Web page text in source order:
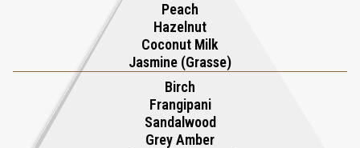
o krémový piemontský lískový oříšek a hladkou srílanskou
královskou kokosovou vodu. Základ se prohlubuje do kubánského
cedrového dřeva a australského santalového dřeva, prohřátého
jamajskými frangipani a břízou Romagna. Šedá ambra a
madagaskarská bourbonská vanilka doplňují kompozici a
zanechávají jemnou zlatou stopu, která přetrvává jako poslední
záře západu slunce.
Peach
Hazelnut
Coconut Milk
Jasmine (Grasse)
Birch
Frangipani
Sandalwood
Grey Amber